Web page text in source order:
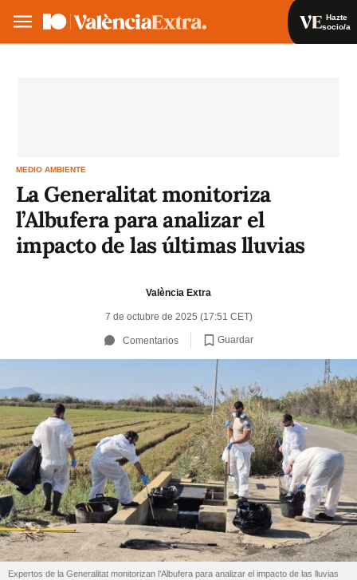
Hazte
socio/a
MEDIO AMBIENTE
La Generalitat monitoriza
l’Albufera para analizar el
impacto de las últimas lluvias
València Extra
7 de octubre de 2025 (17:51 CET)
Comentarios Guardar
Expertos de la Generalitat monitorizan l’Albufera para analizar el impacto de las lluvias